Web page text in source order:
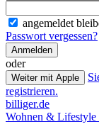
angemeldet
Passwort vergessen?
Anmelden
oder
Weiter mit Apple
registrieren.
billiger.de
Wohnen & Lifestyle